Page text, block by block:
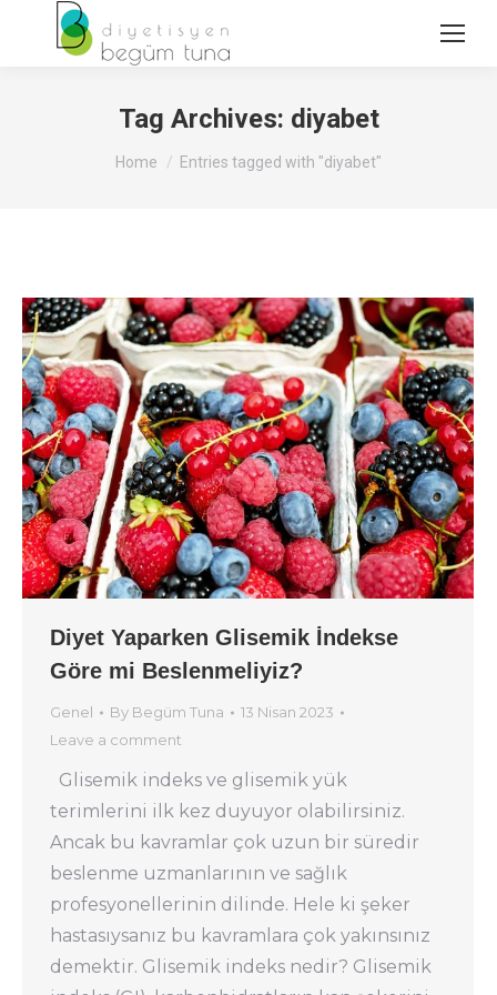
Tag Archives: diyabet
You are here:
Home Entries tagged with "diyabet"
Diyet Yaparken Glisemik İndekse
Göre mi Beslenmeliyiz?
Genel By Begüm Tuna
13 Nisan 2023
Leave a comment
Glisemik indeks ve glisemik yük
terimlerini ilk kez duyuyor olabilirsiniz.
Ancak bu kavramlar çok uzun bir süredir
beslenme uzmanlarının ve sağlık
profesyonellerinin dilinde. Hele ki şeker
hastasıysanız bu kavramlara çok yakınsınız
demektir. Glisemik indeks nedir? Glisemik